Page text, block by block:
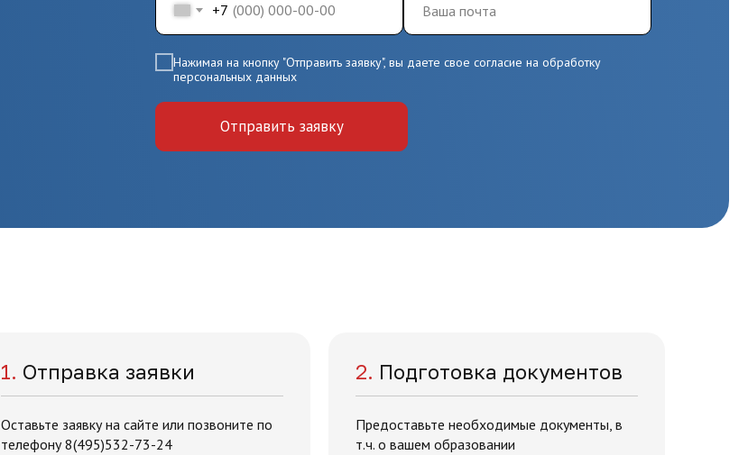
+7
Нажимая на кнопку "Отправить заявку", вы даете свое согласие на обработку
персональных данных
Отправить заявку
1. Отправка заявки 2. Подготовка документов
Оставьте заявку на сайте или позвоните по
телефону 8(495)532-73-24
Предоставьте необходимые документы, в
т.ч. о вашем образовании